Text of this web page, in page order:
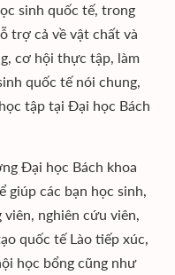
sinh quốc tế, trong
trợ cả về vật chất và
cơ hội thực tập, làm
quốc tế nói chung,
tập tại Đại học Bách
Đại học Bách khoa
giúp các bạn học sinh,
nghiên cứu viên,
quốc tế Lào tiếp xúc,
học bổng cũng như